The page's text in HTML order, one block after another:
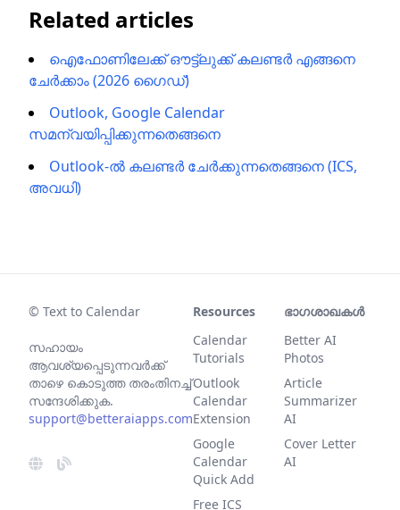
Related articles
ഐഫോണിലേക്ക് ഔട്ട്‌ലുക്ക് കലണ്ടർ എങ്ങനെ
ചേർക്കാം (2026 ഗൈഡ്)
Outlook, Google Calendar
സമന്വയിപ്പിക്കുന്നതെങ്ങനെ
Outlook-ൽ കലണ്ടർ ചേർക്കുന്നതെങ്ങനെ (ICS,
അവധി)
© Text to Calendar
സഹായം
ആവശ്യപ്പെടുന്നവര്‍ക്ക്
താഴെ കൊടുത്ത തരംതിനച്ച്
സന്ദേശിക്കുക.
support@betteraiapps.com
Resources
Calendar
Tutorials
Outlook
Calendar
Extension
Google
Calendar
Quick Add
Free ICS
ഭാഗശാഖകൾ
Better AI
Photos
Article
Summarizer
AI
Cover Letter
AI